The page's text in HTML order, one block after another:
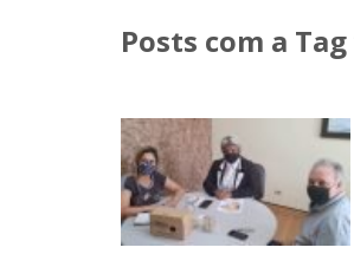
Posts com a